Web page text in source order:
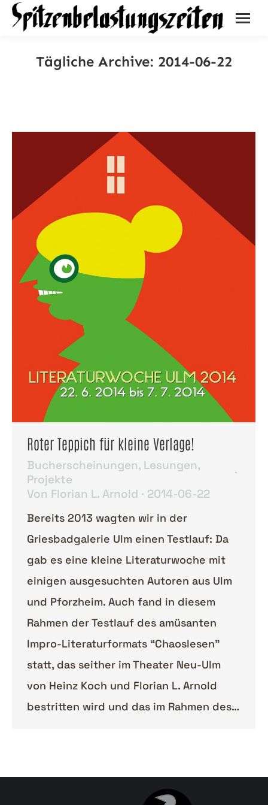
Tägliche Archive: 2014-06-22
Roter Teppich für kleine Verlage!
Bucherscheinungen, Lesungen,
Projekte
Von Florian L. Arnold 2014-06-22
Bereits 2013 wagten wir in der
Griesbadgalerie Ulm einen Testlauf: Da
gab es eine kleine Literaturwoche mit
einigen ausgesuchten Autoren aus Ulm
und Pforzheim. Auch fand in diesem
Rahmen der Testlauf des amüsanten
Impro-Literaturformats “Chaoslesen”
statt, das seither im Theater Neu-Ulm
von Heinz Koch und Florian L. Arnold
bestritten wird und das im Rahmen des…